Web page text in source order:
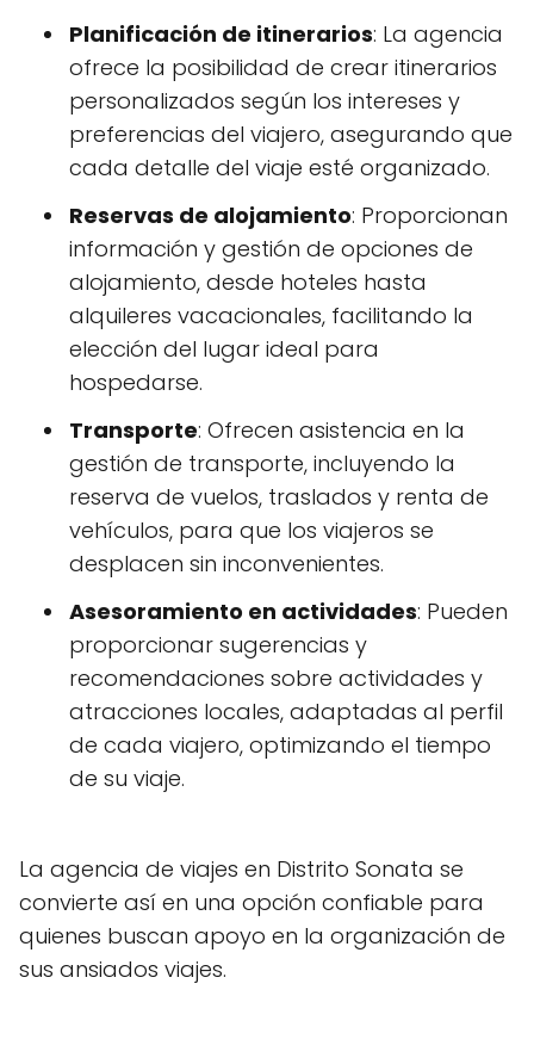
Planificación de itinerarios: La agencia
ofrece la posibilidad de crear itinerarios
personalizados según los intereses y
preferencias del viajero, asegurando que
cada detalle del viaje esté organizado.
Reservas de alojamiento: Proporcionan
información y gestión de opciones de
alojamiento, desde hoteles hasta
alquileres vacacionales, facilitando la
elección del lugar ideal para
hospedarse.
Transporte: Ofrecen asistencia en la
gestión de transporte, incluyendo la
reserva de vuelos, traslados y renta de
vehículos, para que los viajeros se
desplacen sin inconvenientes.
Asesoramiento en actividades: Pueden
proporcionar sugerencias y
recomendaciones sobre actividades y
atracciones locales, adaptadas al perfil
de cada viajero, optimizando el tiempo
de su viaje.
La agencia de viajes en Distrito Sonata se
convierte así en una opción confiable para
quienes buscan apoyo en la organización de
sus ansiados viajes.